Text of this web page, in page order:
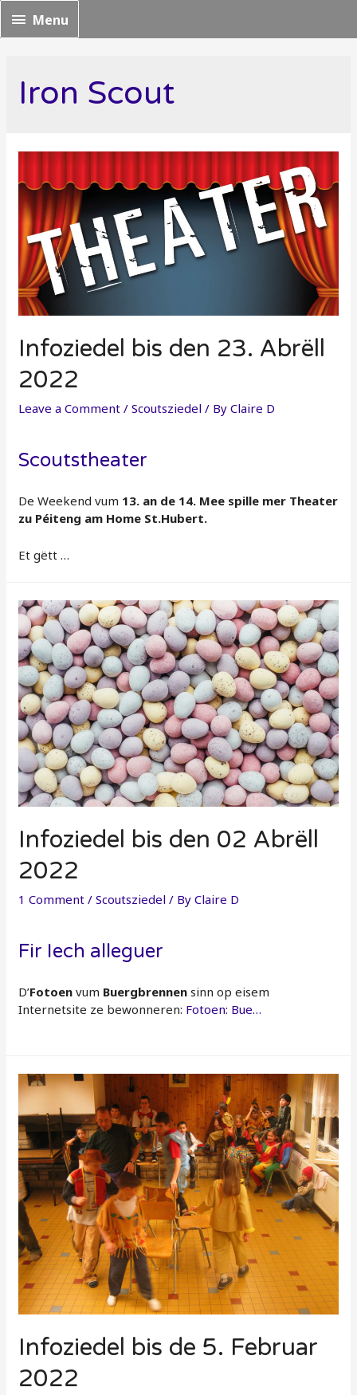
Menu
Menu
Iron Scout
Infoziedel bis den 23. Abrëll
2022
Leave a Comment /Scoutsziedel / ByClaire D
Scoutstheater
De Weekend vum 13. an de 14. Mee spille mer Theater
zu Péiteng am Home St.Hubert.
Et gëtt …
Infoziedel bis den 02 Abrëll
2022
1 Comment /Scoutsziedel / ByClaire D
Fir Iech alleguer
D’Fotoen vum Buergbrennen sinn op eisem
Internetsite ze bewonneren: Fotoen: Bue…
Infoziedel bis de 5. Februar
2022